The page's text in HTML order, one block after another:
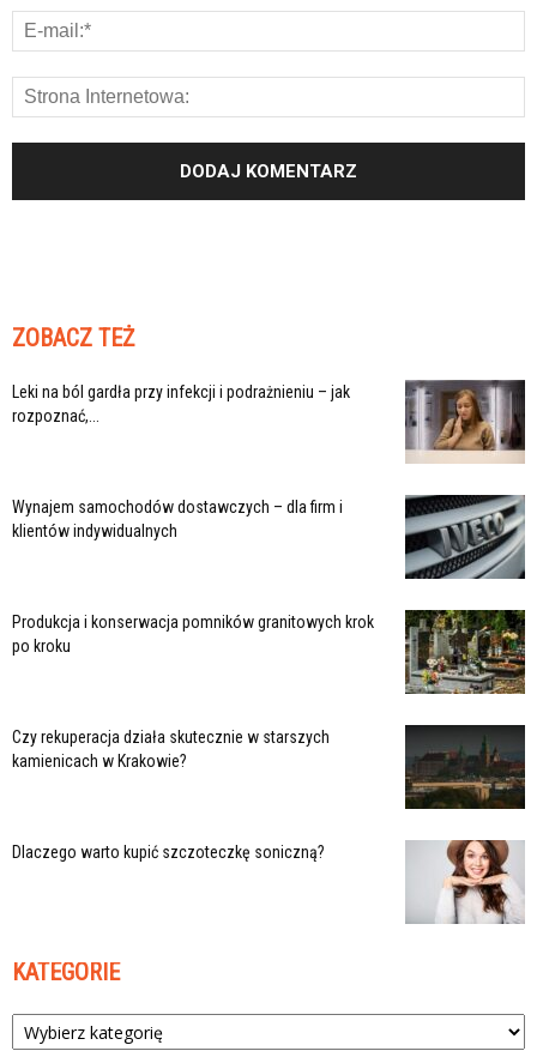
ZOBACZ TEŻ
Leki na ból gardła przy infekcji i podrażnieniu – jak
rozpoznać,...
Wynajem samochodów dostawczych – dla firm i
klientów indywidualnych
Produkcja i konserwacja pomników granitowych krok
po kroku
Czy rekuperacja działa skutecznie w starszych
kamienicach w Krakowie?
Dlaczego warto kupić szczoteczkę soniczną?
KATEGORIE
Kategorie